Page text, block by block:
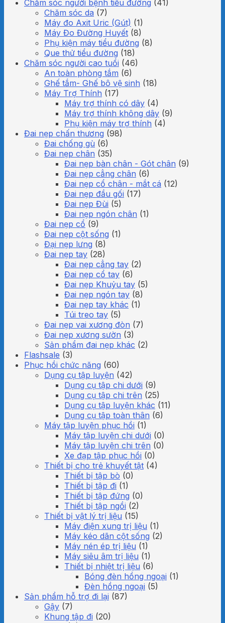
Chăm sóc người bệnh tiểu đường (41)
Chăm sóc da (7)
Máy đo Axit Uric (Gút) (1)
Máy Đo Đường Huyết (8)
Phụ kiện máy tiểu đường (8)
Que thử tiểu đường (18)
Chăm sóc người cao tuổi (46)
An toàn phòng tắm (6)
Ghế tắm- Ghế bô vệ sinh (18)
Máy Trợ Thính (17)
Máy trợ thính có dây (4)
Máy trợ thính không dây (9)
Phụ kiện máy trợ thính (4)
Đai nẹp chấn thương (98)
Đai chống gù (6)
Đai nẹp chân (35)
Đai nẹp bàn chân - Gót chân (9)
Đai nẹp cẳng chân (6)
Đai nẹp cổ chân - mắt cá (12)
Đai nẹp đầu gối (17)
Đai nẹp Đùi (5)
Đai nẹp ngón chân (1)
Đai nẹp cổ (9)
Đai nẹp cột sống (1)
Đại nẹp lưng (8)
Đai nẹp tay (28)
Đai nẹp cẳng tay (2)
Đai nẹp cổ tay (6)
Đai nẹp Khuỷu tay (5)
Đai nẹp ngón tay (8)
Đai nẹp tay khác (1)
Túi treo tay (5)
Đai nẹp vai xương đòn (7)
Đai nẹp xương sườn (3)
Sản phẩm đai nẹp khác (2)
Flashsale (3)
Phục hồi chức năng (60)
Dụng cụ tập luyện (42)
Dụng cụ tập chi dưới (9)
Dụng cụ tập chi trên (25)
Dụng cụ tập luyện khác (11)
Dụng cụ tập toàn thân (6)
Máy tập luyện phục hồi (1)
Máy tập luyện chi dưới (0)
Máy tập luyện chi trên (0)
Xe đạp tập phục hồi (0)
Thiết bị cho trẻ khuyết tật (4)
Thiết bị tập bò (0)
Thiết bị tập đi (1)
Thiết bị tập đứng (0)
Thiết bị tập ngồi (2)
Thiết bị vật lý trị liệu (15)
Máy điện xung trị liệu (1)
Máy kéo dãn cột sống (2)
Máy nén ép trị liệu (1)
Máy siêu âm trị liệu (1)
Thiết bị nhiệt trị liệu (6)
Bóng đèn hồng ngoại (1)
Đèn hồng ngoại (5)
Sản phẩm hỗ trợ đi lại (87)
Gậy (7)
Khung tập đi (20)